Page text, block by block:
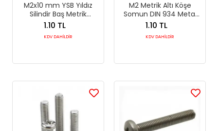
M2x10 mm YSB Yıldız
Silindir Baş Metrik
Makine Vidası DIN 7985
1.10 TL
KDV DAHİLDİR
M2 Metrik Altı Köşe
Somun DIN 934 Metal
Bağlantı Elemanı
1.10 TL
KDV DAHİLDİR